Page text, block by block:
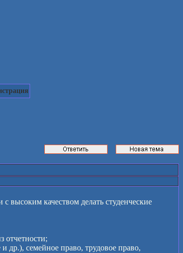
высоким качеством делать студенческие
отчетности;
др.), семейное право, трудовое право,